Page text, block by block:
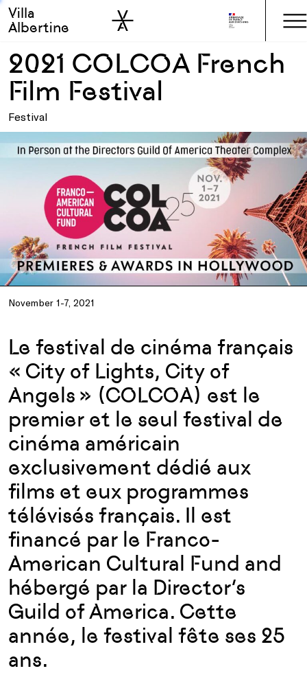
Skip to main
Skip to sidebar
Villa
Albertine
2021 COLCOA French
Film Festival
Festival
November 1-7, 2021
Le festival de cinéma français
« City of Lights, City of
Angels » (COLCOA) est le
premier et le seul festival de
cinéma américain
exclusivement dédié aux
films et eux programmes
télévisés français. Il est
financé par le Franco-
American Cultural Fund and
hébergé par la Director’s
Guild of America. Cette
année, le festival fête ses 25
ans.